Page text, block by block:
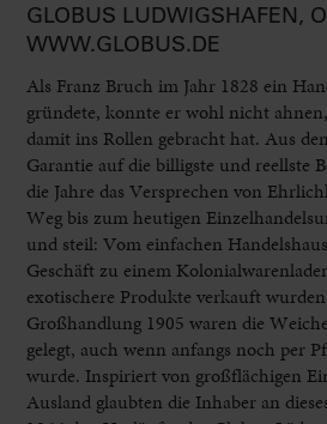
GLOBUS LUDWIGSHAFEN,
WWW.GLOBUS.DE
Als Franz Bruch im Jahr 1828 ein
gründete, konnte er wohl nicht
damit ins Rollen gebracht hat. Aus
Garantie auf die billigste und reellste
die Jahre das Versprechen von
Weg bis zum heutigen
und steil: Vom einfachen
Geschäft zu einem
exotischere Produkte verkauft
Großhandlung 1905 waren die
gelegt, auch wenn anfangs noch per
wurde. Inspiriert von großflächigen
Ausland glaubten die Inhaber an